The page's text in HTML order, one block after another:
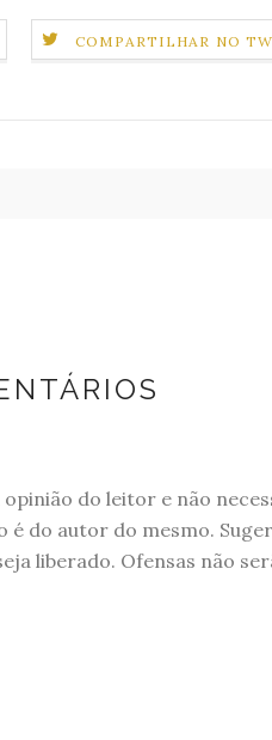
COMPARTILHAR NO
do leitor e não
é do autor do mesmo.
liberado. Ofensas não